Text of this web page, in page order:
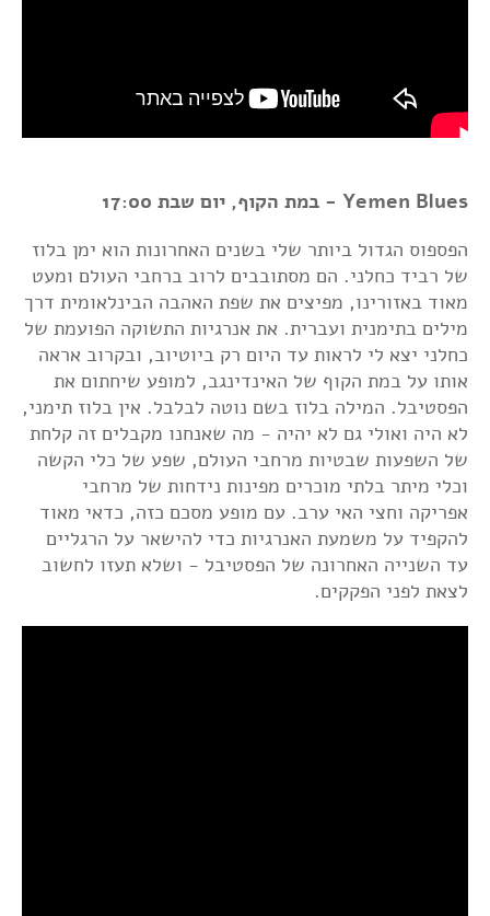
Yemen Blues - במת הקוף, יום שבת 17:00
הפספוס הגדול ביותר שלי בשנים האחרונות הוא ימן בלוז
של רביד כחלני. הם מסתובבים לרוב ברחבי העולם ומעט
מאוד באזורינו, מפיצים את שפת האהבה הבינלאומית דרך
מילים בתימנית ועברית. את אנרגיות התשוקה הפועמת של
כחלני יצא לי לראות עד היום רק ביוטיוב, ובקרוב אראה
אותו על במת הקוף של האינדינגב, למופע שיחתום את
הפסטיבל. המילה בלוז בשם נוטה לבלבל. אין בלוז תימני,
לא היה ואולי גם לא יהיה - מה שאנחנו מקבלים זה קלחת
של השפעות שבטיות מרחבי העולם, שפע של כלי הקשה
וכלי מיתר בלתי מוכרים מפינות נידחות של מרחבי
אפריקה וחצי האי ערב. עם מופע מסכם כזה, כדאי מאוד
להקפיד על משמעת האנרגיות כדי להישאר על הרגליים
עד השנייה האחרונה של הפסטיבל - ושלא תעזו לחשוב
לצאת לפני הפקקים.